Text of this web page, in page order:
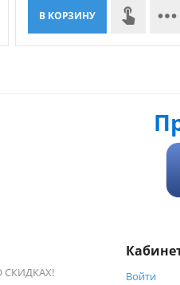
В КОРЗИНУ 
СКИДКАХ! Войти